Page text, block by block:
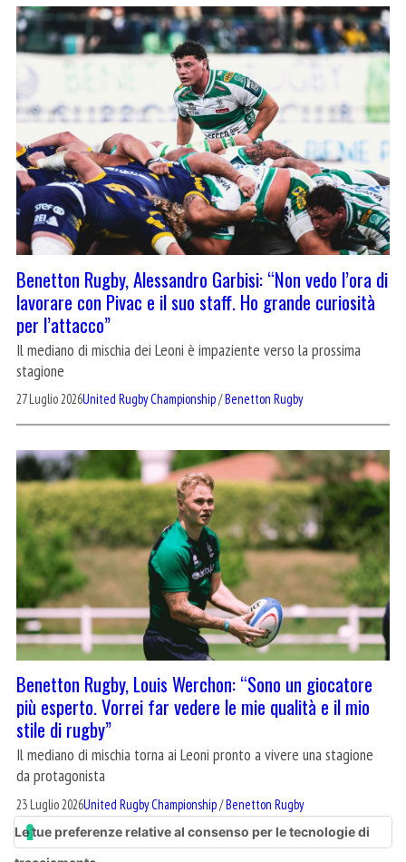
Benetton Rugby, Alessandro Garbisi: “Non vedo l’ora di
lavorare con Pivac e il suo staff. Ho grande curiosità
per l’attacco”
Il mediano di mischia dei Leoni è impaziente verso la prossima
stagione
27 Luglio 2026United Rugby Championship/Benetton Rugby
Benetton Rugby, Louis Werchon: “Sono un giocatore
più esperto. Vorrei far vedere le mie qualità e il mio
stile di rugby”
Il mediano di mischia torna ai Leoni pronto a vivere una stagione
da protagonista
23 Luglio 2026United Rugby Championship/Benetton Rugby
Le tue preferenze relative al consenso per le tecnologie di